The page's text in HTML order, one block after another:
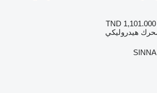
TND 1,101.000
محرك هيدروليكي